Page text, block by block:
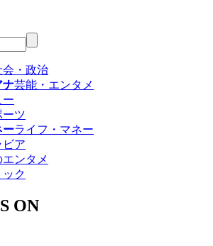
会・政治
芸能・エンタメ
ー
ーツ
ライフ・マネー
ビア
ンタメ
ック